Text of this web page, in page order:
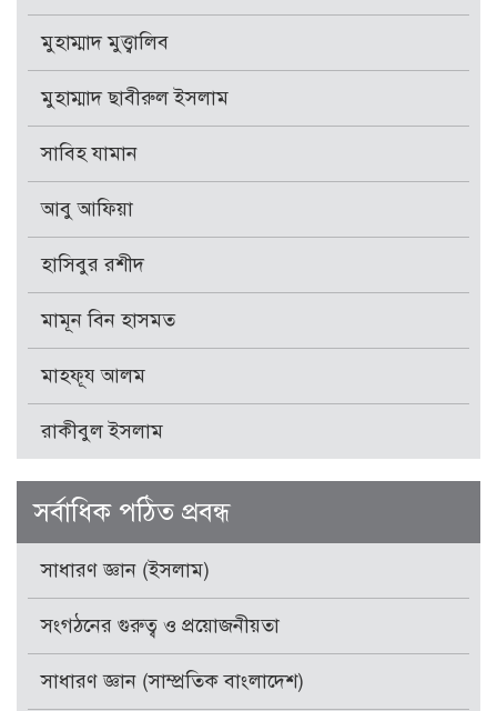
মুহাম্মাদ মুত্ত্বালিব
মুহাম্মাদ ছাবীরুল ইসলাম
সাবিহ যামান
আবু আফিয়া
হাসিবুর রশীদ
মামূন বিন হাসমত
মাহফূয আলম
রাকীবুল ইসলাম
সর্বাধিক পঠিত প্রবন্ধ
সাধারণ জ্ঞান (ইসলাম)
সংগঠনের গুরুত্ব ও প্রয়োজনীয়তা
সাধারণ জ্ঞান (সাম্প্রতিক বাংলাদেশ)